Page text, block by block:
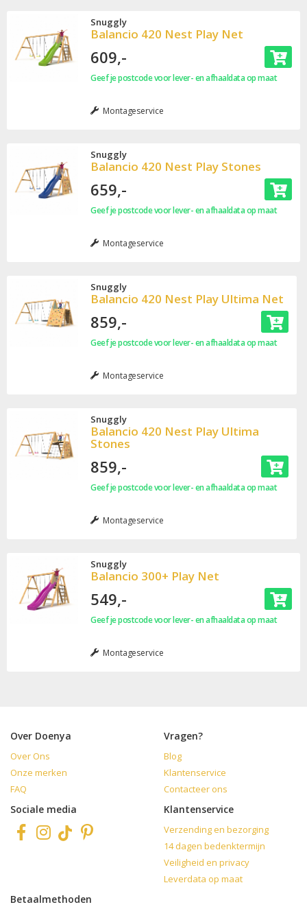
Snuggly
Balancio 420 Nest Play Net
609,-
Geef je postcode voor lever- en afhaaldata op maat
Montageservice
Snuggly
Balancio 420 Nest Play Stones
659,-
Geef je postcode voor lever- en afhaaldata op maat
Montageservice
Snuggly
Balancio 420 Nest Play Ultima Net
859,-
Geef je postcode voor lever- en afhaaldata op maat
Montageservice
Snuggly
Balancio 420 Nest Play Ultima
Stones
859,-
Geef je postcode voor lever- en afhaaldata op maat
Montageservice
Snuggly
Balancio 300+ Play Net
549,-
Geef je postcode voor lever- en afhaaldata op maat
Montageservice
Over Doenya
Over Ons
Onze merken
FAQ
Sociale media
Vragen?
Blog
Klantenservice
Contacteer ons
Klantenservice
Verzending en bezorging
14 dagen bedenktermijn
Veiligheid en privacy
Leverdata op maat
Betaalmethoden